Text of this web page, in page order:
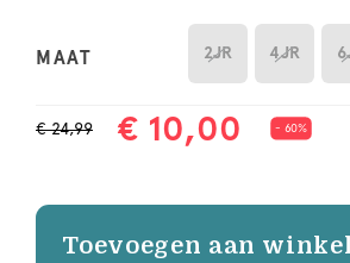
MAAT 2JR 4JR
€ 24,99 € 10,00 - 60%
Toevoegen aan